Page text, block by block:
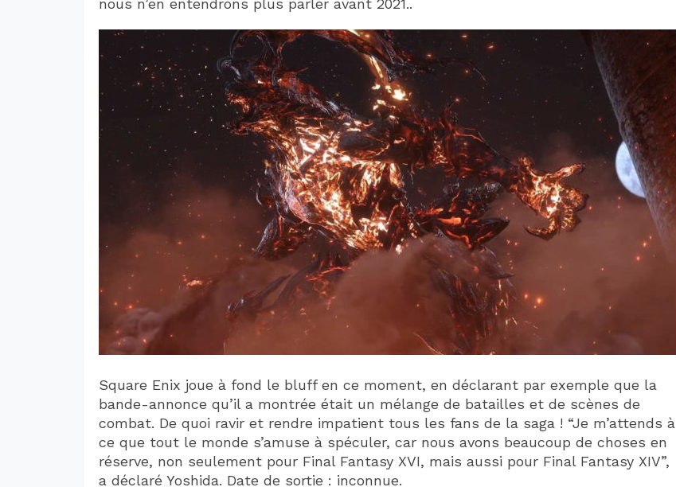
Square Enix joue à fond le bluff en ce moment, en déclarant par exemple que la
bande-annonce qu’il a montrée était un mélange de batailles et de scènes de
combat. De quoi ravir et rendre impatient tous les fans de la saga ! “Je m’attends à
ce que tout le monde s’amuse à spéculer, car nous avons beaucoup de choses en
réserve, non seulement pour Final Fantasy XVI, mais aussi pour Final Fantasy XIV”,
a déclaré Yoshida. Date de sortie : inconnue.